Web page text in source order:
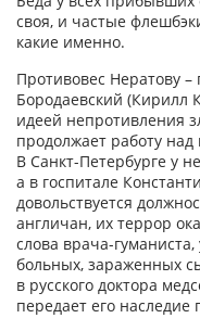
своя, и частые
какие именно.
Противовес Нератову
Бородаевский (Кирилл
идеей непротивления
продолжает работу
В Санкт-­Петербурге у
а в госпитале
довольствуется
англичан, их террор
слова врача-­
больных, зараженных
в русского доктора
передает его наследие